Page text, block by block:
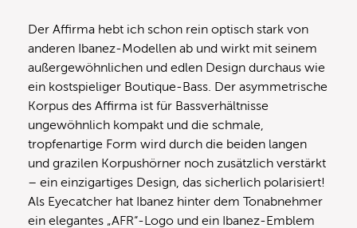
Der Affirma hebt ich schon rein optisch stark von
anderen Ibanez-Modellen ab und wirkt mit seinem
außergewöhnlichen und edlen Design durchaus wie
ein kostspieliger Boutique-Bass. Der asymmetrische
Korpus des Affirma ist für Bassverhältnisse
ungewöhnlich kompakt und die schmale,
tropfenartige Form wird durch die beiden langen
und grazilen Korpushörner noch zusätzlich verstärkt
– ein einzigartiges Design, das sicherlich polarisiert!
Als Eyecatcher hat Ibanez hinter dem Tonabnehmer
ein elegantes „AFR“-Logo und ein Ibanez-Emblem